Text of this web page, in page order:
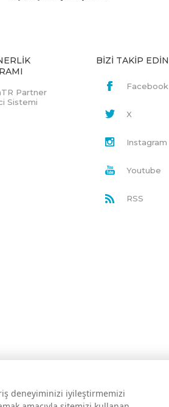
deneyiminizi iyileştirmemizi
Partner
Sistemi
BİZİ TAKİP EDİN
Facebook
X
Instagram
Youtube
RSS